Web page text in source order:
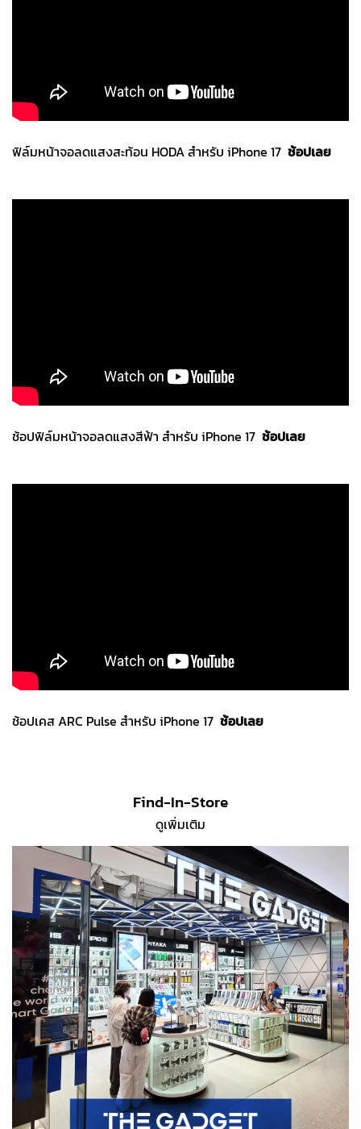
ฟิล์มหน้าจอลดแสงสะท้อน HODA สำหรับ iPhone 17 ช้อปเลย
ช้อปฟิล์มหน้าจอลดแสงสีฟ้า สำหรับ iPhone 17 ช้อปเลย
ช้อปเคส ARC Pulse สำหรับ iPhone 17 ช้อปเลย
Find-In-Store
ดูเพิ่มเติม